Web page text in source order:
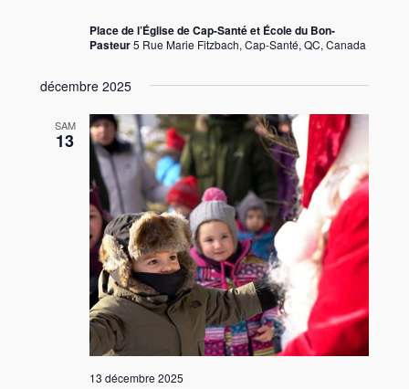
Place de l’Église de Cap-Santé et École du Bon-
Pasteur5 Rue Marie Fitzbach, Cap-Santé, QC, Canada
décembre 2025
SAM
13
13 décembre 2025